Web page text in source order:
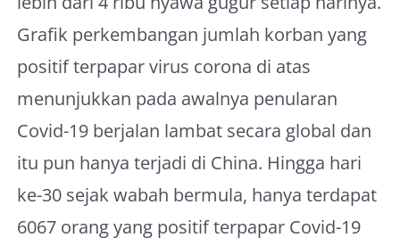
Grafik perkembangan jumlah korban yang
positif terpapar virus corona di atas
menunjukkan pada awalnya penularan
Covid-19 berjalan lambat secara global dan
itu pun hanya terjadi di China. Hingga hari
ke-30 sejak wabah bermula, hanya terdapat
6067 orang yang positif terpapar Covid-19